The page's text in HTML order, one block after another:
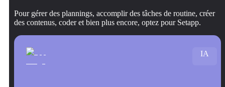
Pour gérer des plannings, accomplir des tâches de routine, créer
des contenus, coder et bien plus encore, optez pour Setapp.
IA